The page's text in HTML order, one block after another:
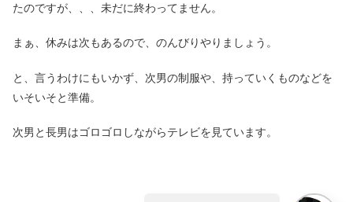
たのですが、、、未だに終わってません。
まぁ、休みは次もあるので、のんびりやりましょう。
と、言うわけにもいかず、次男の制服や、持っていくものなどを
いそいそと準備。
次男と長男はゴロゴロしながらテレビを見ています。